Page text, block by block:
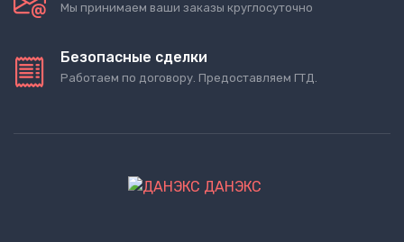
Мы принимаем ваши заказы круглосуточно
Безопасные сделки
Работаем по договору. Предоставляем ГТД.
ДАНЭКС